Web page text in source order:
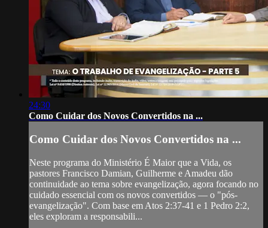
24:30
Como Cuidar dos Novos Convertidos na ...
Como Cuidar dos Novos Convertidos na ...
Neste programa do Ministério É Maior que a Vida, os
pastores Francisco Damian, Guilherme e Amadeu dão
continuidade ao tema sobre evangelização, agora focando no
cuidado essencial com os novos convertidos — o "pós-
evangelização". Com base em Atos 2:37-41 e 1 Pedro 2:2,
eles exploram a responsabili...